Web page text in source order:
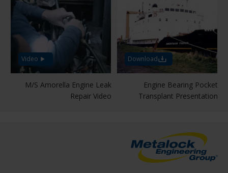
Download
Engine Bearing Pocket
Transplant Presentation
Video
M/S Amorella Engine Leak
Repair Video